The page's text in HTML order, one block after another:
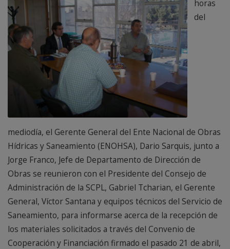
horas
del
mediodía, el Gerente General del Ente Nacional de Obras
Hídricas y Saneamiento (ENOHSA), Dario Sarquis, junto a
Jorge Franco, Jefe de Departamento de Dirección de
Obras se reunieron con el Presidente del Consejo de
Administración de la SCPL, Gabriel Tcharian, el Gerente
General, Víctor Santana y equipos técnicos del Servicio de
Saneamiento, para informarse acerca de la recepción de
los materiales solicitados a través del Convenio de
Cooperación y Financiación firmado el pasado 21 de abril,